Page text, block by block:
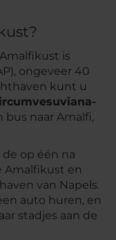
is
ongeveer 40
kunt u
bus naar Amalfi,
de op één na
Amalfikust en
van Napels.
auto huren, en
stadjes aan de